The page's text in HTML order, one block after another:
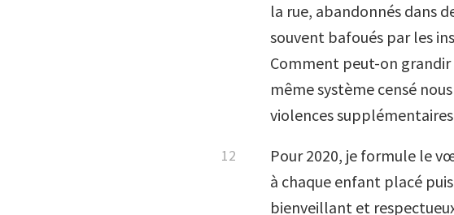
la rue, abandonnés dans
souvent bafoués par les
Comment peut-on grandir
même système censé
violences supplémentaires
Pour 2020, je formule le
à chaque enfant placé
bienveillant et